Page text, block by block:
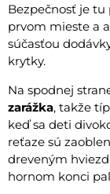
Bezpečnosť je tu
prvom mieste a
súčasťou
krytky.
Na spodnej
zarážka, takže
keď sa deti
reťaze sú
dreveným
hornom konci